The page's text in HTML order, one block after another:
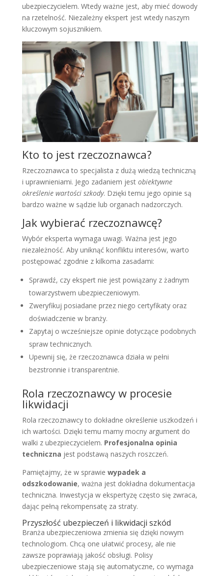
ubezpieczycielem. Wtedy ważne jest, aby mieć dowody
na rzetelność. Niezależny ekspert jest wtedy naszym
kluczowym sojusznikiem.
Kto to jest rzeczoznawca?
Rzeczoznawca to specjalista z dużą wiedzą techniczną
i uprawnieniami. Jego zadaniem jest obiektywne
określenie wartości szkody. Dzięki temu jego opinie są
bardzo ważne w sądzie lub organach nadzorczych.
Jak wybierać rzeczoznawcę?
Wybór eksperta wymaga uwagi. Ważna jest jego
niezależność. Aby uniknąć konfliktu interesów, warto
postępować zgodnie z kilkoma zasadami:
Sprawdź, czy ekspert nie jest powiązany z żadnym
towarzystwem ubezpieczeniowym.
Zweryfikuj posiadane przez niego certyfikaty oraz
doświadczenie w branży.
Zapytaj o wcześniejsze opinie dotyczące podobnych
spraw technicznych.
Upewnij się, że rzeczoznawca działa w pełni
bezstronnie i transparentnie.
Rola rzeczoznawcy w procesie
likwidacji
Rola rzeczoznawcy to dokładne określenie uszkodzeń i
ich wartości. Dzięki temu mamy mocny argument do
walki z ubezpieczycielem. Profesjonalna opinia
techniczna jest podstawą naszych roszczeń.
Pamiętajmy, że w sprawie wypadek a
odszkodowanie, ważna jest dokładna dokumentacja
techniczna. Inwestycja w ekspertyzę często się zwraca,
dając pełną rekompensatę za straty.
Przyszłość ubezpieczeń i likwidacji szkód
Branża ubezpieczeniowa zmienia się dzięki nowym
technologiom. Chcą one ułatwić procesy, ale nie
zawsze poprawiają jakość obsługi. Polisy
ubezpieczeniowe stają się automatyczne, co wymaga